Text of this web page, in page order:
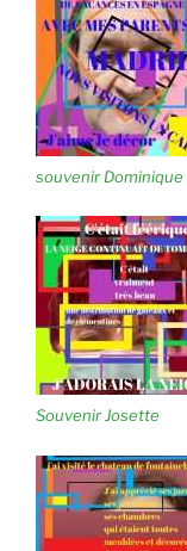
souvenir Dominique
Souvenir Josette